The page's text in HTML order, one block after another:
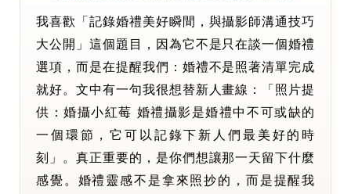
我喜歡「記錄婚禮美好瞬間，與攝影師溝通技巧
大公開」這個題目，因為它不是只在談一個婚禮
選項，而是在提醒我們：婚禮不是照著清單完成
就好。文中有一句我很想替新人畫線：「照片提
供：婚攝小紅莓 婚禮攝影是婚禮中不可或缺的
一個環節，它可以記錄下新人們最美好的時
刻」。真正重要的，是你們想讓那一天留下什麼
感覺。婚禮靈感不是拿來照抄的，而是提醒我